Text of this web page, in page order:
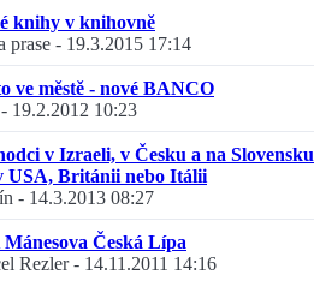
knihy v knihovně
prase - 19.3.2015 17:14
ve městě - nové BANCO
- 19.2.2012 10:23
v Izraeli, v Česku a na
USA, Británii nebo Itálii
- 14.3.2013 08:27
Česká Lípa
Rezler- 14.11.2011 14:16